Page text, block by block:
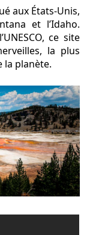
aux États-Unis,
et l’Idaho.
ce site
la plus
la planète.